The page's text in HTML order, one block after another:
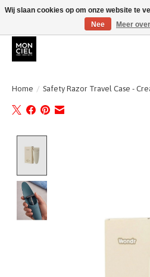
BE + NL : GRATIS VERZENDING van 31/07
Home / Safety Razor Travel Case -
Wij slaan cookies op om onze website te
Nee
Meer